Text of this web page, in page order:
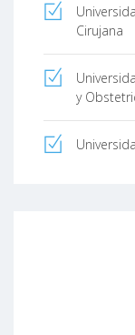
Cirujana
y